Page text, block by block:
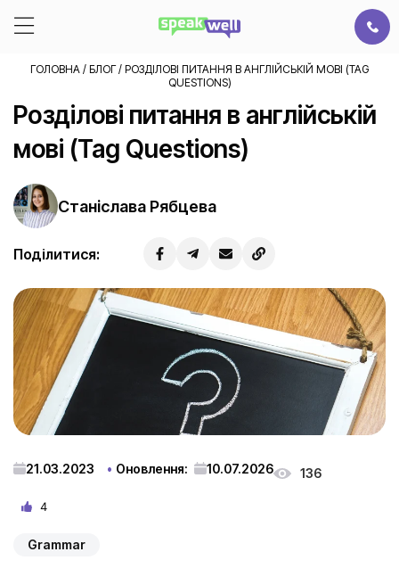
ГОЛОВНА / БЛОГ/ РОЗДІЛОВІ ПИТАННЯ В АНГЛІЙСЬКІЙ МОВІ (TAG
QUESTIONS)
Розділові питання в англійській
мові (Tag Questions)
Станіслава Рябцева
Поділитися:
21.03.2023 Оновлення: 10.07.2026 136
4
Grammar